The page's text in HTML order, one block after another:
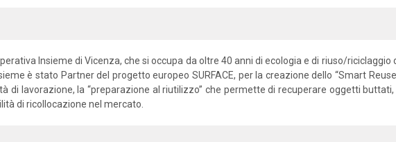
Insieme di Vicenza, che si occupa da oltre 40 anni di ecologia e di riuso/
è stato Partner del progetto europeo SURFACE, per la creazione dello “Smart
di lavorazione, la “preparazione al riutilizzo” che permette di recuperare oggetti
di ricollocazione nel mercato.